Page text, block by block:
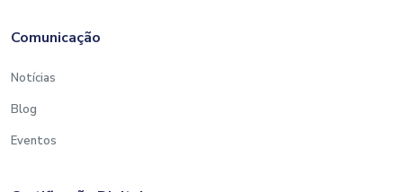
Comunicação
Notícias
Blog
Eventos